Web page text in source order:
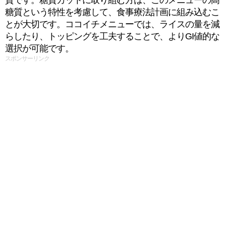
糖質という特性を考慮して、食事療法計画に組み込むこ
とが大切です。ココイチメニューでは、ライスの量を減
らしたり、トッピングを工夫することで、よりGI値的な
選択が可能です。
スポンサーリンク